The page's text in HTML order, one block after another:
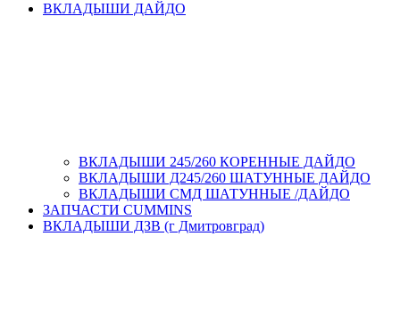
ВКЛАДЫШИ ДАЙДО
ВКЛАДЫШИ 245/260 КОРЕННЫЕ ДАЙДО
ВКЛАДЫШИ Д245/260 ШАТУННЫЕ ДАЙДО
ВКЛАДЫШИ СМД ШАТУННЫЕ /ДАЙДО
ЗАПЧАСТИ CUMMINS
ВКЛАДЫШИ ДЗВ (г Дмитровград)